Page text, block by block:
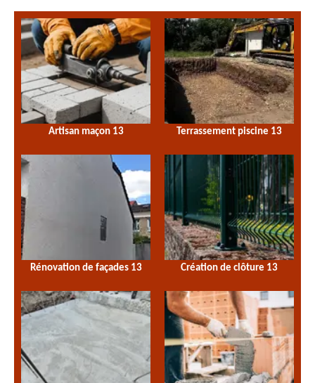
Artisan maçon 13 Terrassement piscine 13
Rénovation de façades 13 Création de clôture 13